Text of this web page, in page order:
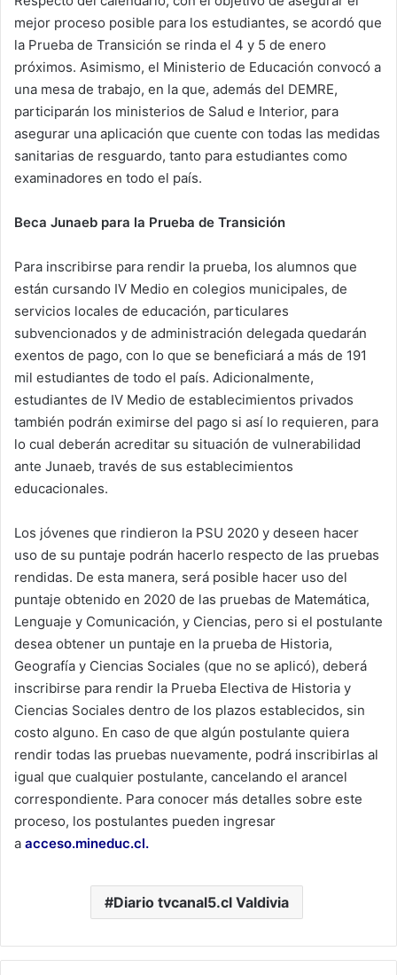
mejor proceso posible para los estudiantes, se acordó que
la Prueba de Transición se rinda el 4 y 5 de enero
próximos. Asimismo, el Ministerio de Educación convocó a
una mesa de trabajo, en la que, además del DEMRE,
participarán los ministerios de Salud e Interior, para
asegurar una aplicación que cuente con todas las medidas
sanitarias de resguardo, tanto para estudiantes como
examinadores en todo el país.
Beca Junaeb para la Prueba de Transición
Para inscribirse para rendir la prueba, los alumnos que
están cursando IV Medio en colegios municipales, de
servicios locales de educación, particulares
subvencionados y de administración delegada quedarán
exentos de pago, con lo que se beneficiará a más de 191
mil estudiantes de todo el país. Adicionalmente,
estudiantes de IV Medio de establecimientos privados
también podrán eximirse del pago si así lo requieren, para
lo cual deberán acreditar su situación de vulnerabilidad
ante Junaeb, través de sus establecimientos
educacionales.
Los jóvenes que rindieron la PSU 2020 y deseen hacer
uso de su puntaje podrán hacerlo respecto de las pruebas
rendidas. De esta manera, será posible hacer uso del
puntaje obtenido en 2020 de las pruebas de Matemática,
Lenguaje y Comunicación, y Ciencias, pero si el postulante
desea obtener un puntaje en la prueba de Historia,
Geografía y Ciencias Sociales (que no se aplicó), deberá
inscribirse para rendir la Prueba Electiva de Historia y
Ciencias Sociales dentro de los plazos establecidos, sin
costo alguno. En caso de que algún postulante quiera
rendir todas las pruebas nuevamente, podrá inscribirlas al
igual que cualquier postulante, cancelando el arancel
correspondiente. Para conocer más detalles sobre este
proceso, los postulantes pueden ingresar
a acceso.mineduc.cl.
Diario tvcanal5.cl Valdivia